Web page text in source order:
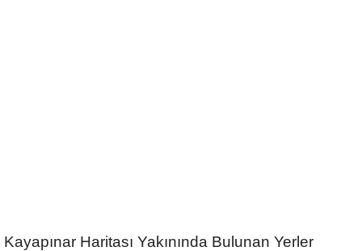
Kayapınar Haritası Yakınında Bulunan Yerler